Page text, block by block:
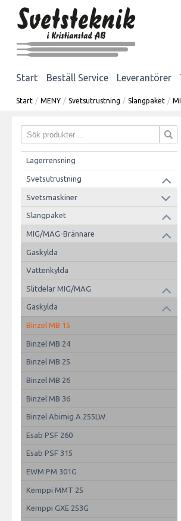
Start Beställ Service Leverantörer
Start / MENY / Svetsutrustning / Slangpaket /
Lagerrensning
Svetsutrustning
Svetsmaskiner
Slangpaket
MIG/MAG-Brännare
Gaskylda
Vattenkylda
Slitdelar MIG/MAG
Gaskylda
Binzel MB 15
Binzel MB 24
Binzel MB 25
Binzel MB 26
Binzel MB 36
Binzel Abimig A 255LW
Esab PSF 260
Esab PSF 315
EWM PM 301G
Kemppi MMT 25
Kemppi GXE 253G